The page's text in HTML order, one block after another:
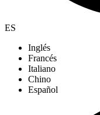
ES
Inglés
Francés
Italiano
Chino
Español